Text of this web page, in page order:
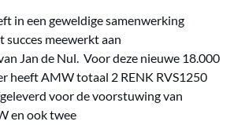
in een geweldigesamenwerking
succes meewerkt aan
Jan de Nul. Voor deze nieuwe 18.000
heeft AMWtotaal 2 RENK RVS1250
voor devoorstuwingvan
en ook twee